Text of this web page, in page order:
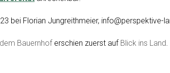
bei Florian Jungreithmeier, info@perspektive-
Bauernhoferschien zuerst auf Blick ins Land.